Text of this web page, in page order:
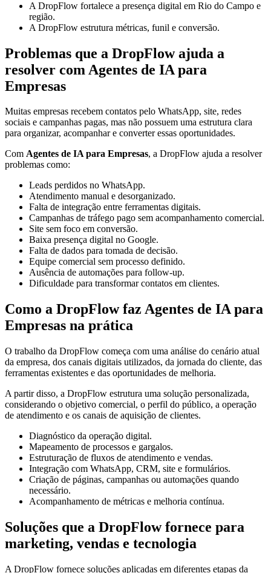
A DropFlow fortalece a presença digital em Rio do Campo e
região.
A DropFlow estrutura métricas, funil e conversão.
Problemas que a DropFlow ajuda a
resolver com Agentes de IA para
Empresas
Muitas empresas recebem contatos pelo WhatsApp, site, redes
sociais e campanhas pagas, mas não possuem uma estrutura clara
para organizar, acompanhar e converter essas oportunidades.
Com Agentes de IA para Empresas, a DropFlow ajuda a resolver
problemas como:
Leads perdidos no WhatsApp.
Atendimento manual e desorganizado.
Falta de integração entre ferramentas digitais.
Campanhas de tráfego pago sem acompanhamento comercial.
Site sem foco em conversão.
Baixa presença digital no Google.
Falta de dados para tomada de decisão.
Equipe comercial sem processo definido.
Ausência de automações para follow-up.
Dificuldade para transformar contatos em clientes.
Como a DropFlow faz Agentes de IA para
Empresas na prática
O trabalho da DropFlow começa com uma análise do cenário atual
da empresa, dos canais digitais utilizados, da jornada do cliente, das
ferramentas existentes e das oportunidades de melhoria.
A partir disso, a DropFlow estrutura uma solução personalizada,
considerando o objetivo comercial, o perfil do público, a operação
de atendimento e os canais de aquisição de clientes.
Diagnóstico da operação digital.
Mapeamento de processos e gargalos.
Estruturação de fluxos de atendimento e vendas.
Integração com WhatsApp, CRM, site e formulários.
Criação de páginas, campanhas ou automações quando
necessário.
Acompanhamento de métricas e melhoria contínua.
Soluções que a DropFlow fornece para
marketing, vendas e tecnologia
A DropFlow fornece soluções aplicadas em diferentes etapas da